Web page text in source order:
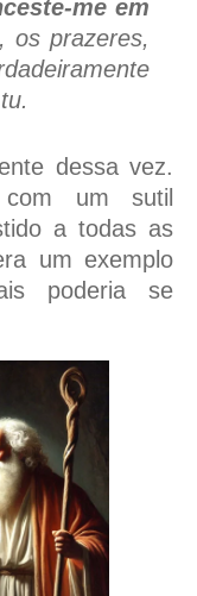
me em
os prazeres,
dessa vez.
com um sutil
a todas as
um exemplo
poderia se